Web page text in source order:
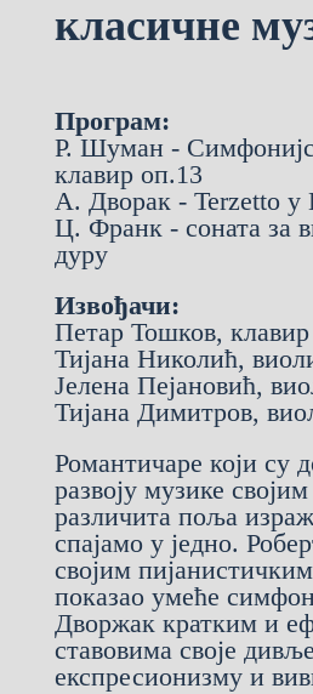
класичне
Програм:
Р. Шуман -
клавир оп.13
А. Дворак - Terzetto у
Ц. Франк - соната за
дуру
Извођачи:
Петар Тошков, клавир
Тијана Николић,
Јелена Пејановић,
Тијана Димитров,
Романтичаре који су
развоју музике
различита поља
спајамо у једно.
својим
показао умеће
Дворжак кратким и
ставовима своје
експресионизму и